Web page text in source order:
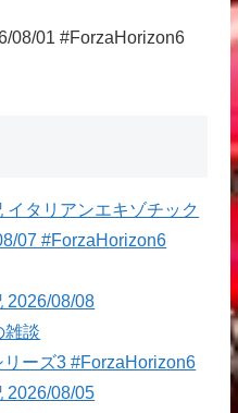
08/01 #ForzaHorizon6
イタリアンエキゾチック
07 #ForzaHorizon6
2026/08/08
雑談
ーズ3 #ForzaHorizon6
2026/08/05